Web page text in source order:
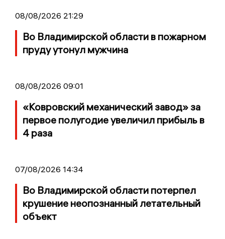
08/08/2026 21:29
Во Владимирской области в пожарном
пруду утонул мужчина
08/08/2026 09:01
«Ковровский механический завод» за
первое полугодие увеличил прибыль в
4 раза
07/08/2026 14:34
Во Владимирской области потерпел
крушение неопознанный летательный
объект